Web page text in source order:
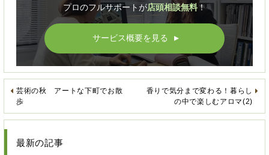
プロのフルサポートが店頭相談無料！
サービス概要を見る ▲
香りで気分まで変わる！暮らし
の中で楽しむアロマ(2)
芸術の秋 アートな下町でお散
歩
最新の記事